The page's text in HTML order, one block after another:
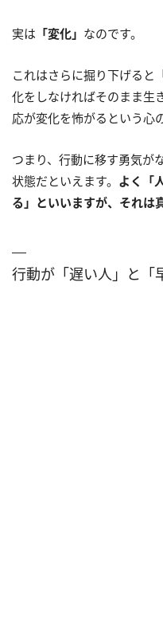
実は 「変化」 なのです。
これはさらに掘り下げると
化をしなければそのまま生
応が変化を怖がるという心
つまり、行動に移す勇気が
状態だといえます。 よく「
る」といいますが、それは
行動が「遅い人」と「